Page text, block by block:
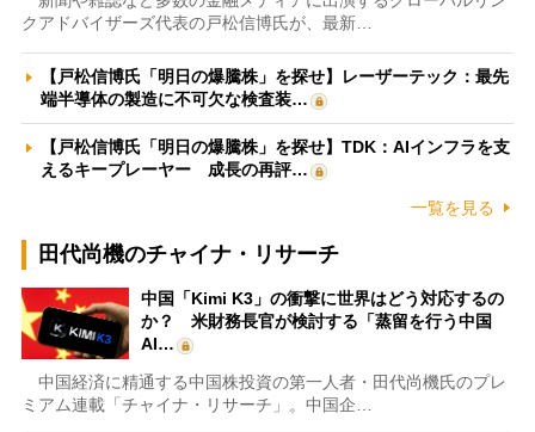
クアドバイザーズ代表の戸松信博氏が、最新…
【戸松信博氏「明日の爆騰株」を探せ】レーザーテック：最先
端半導体の製造に不可欠な検査装…
【戸松信博氏「明日の爆騰株」を探せ】TDK：AIインフラを支
えるキープレーヤー 成長の再評…
一覧を見る
田代尚機のチャイナ・リサーチ
中国「Kimi K3」の衝撃に世界はどう対応するの
か？ 米財務長官が検討する「蒸留を行う中国
AI…
中国経済に精通する中国株投資の第一人者・田代尚機氏のプレ
ミアム連載「チャイナ・リサーチ」。中国企…